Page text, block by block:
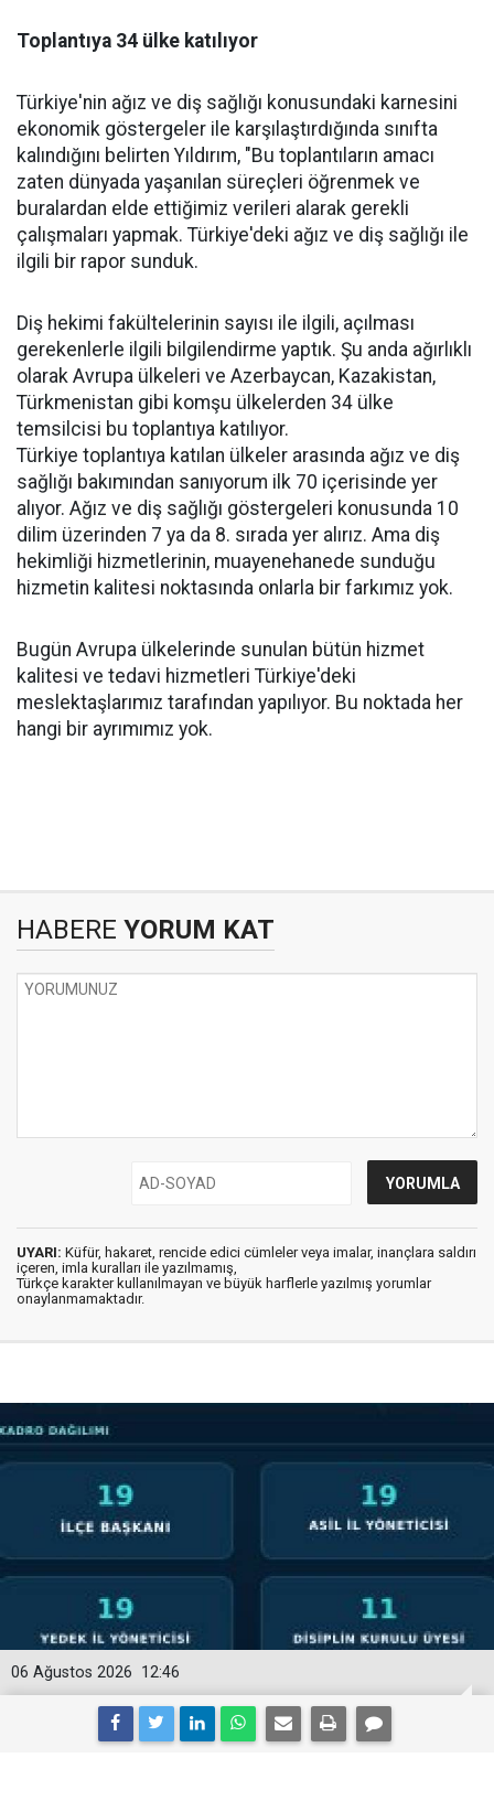
Toplantıya 34 ülke katılıyor
Türkiye'nin ağız ve diş sağlığı konusundaki karnesini
ekonomik göstergeler ile karşılaştırdığında sınıfta
kalındığını belirten Yıldırım, "Bu toplantıların amacı
zaten dünyada yaşanılan süreçleri öğrenmek ve
buralardan elde ettiğimiz verileri alarak gerekli
çalışmaları yapmak. Türkiye'deki ağız ve diş sağlığı ile
ilgili bir rapor sunduk.
Diş hekimi fakültelerinin sayısı ile ilgili, açılması
gerekenlerle ilgili bilgilendirme yaptık. Şu anda ağırlıklı
olarak Avrupa ülkeleri ve Azerbaycan, Kazakistan,
Türkmenistan gibi komşu ülkelerden 34 ülke
temsilcisi bu toplantıya katılıyor.
Türkiye toplantıya katılan ülkeler arasında ağız ve diş
sağlığı bakımından sanıyorum ilk 70 içerisinde yer
alıyor. Ağız ve diş sağlığı göstergeleri konusunda 10
dilim üzerinden 7 ya da 8. sırada yer alırız. Ama diş
hekimliği hizmetlerinin, muayenehanede sunduğu
hizmetin kalitesi noktasında onlarla bir farkımız yok.
Bugün Avrupa ülkelerinde sunulan bütün hizmet
kalitesi ve tedavi hizmetleri Türkiye'deki
meslektaşlarımız tarafından yapılıyor. Bu noktada her
hangi bir ayrımımız yok.
HABERE YORUM KAT
UYARI: Küfür, hakaret, rencide edici cümleler veya imalar, inançlara saldırı
içeren, imla kuralları ile yazılmamış,
Türkçe karakter kullanılmayan ve büyük harflerle yazılmış yorumlar
onaylanmamaktadır.
12:46
06 Ağustos 2026